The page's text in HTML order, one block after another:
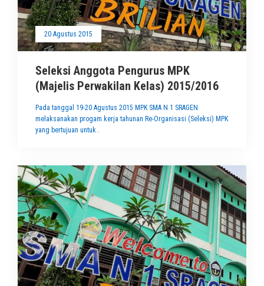
20 Agustus 2015
Seleksi Anggota Pengurus MPK
(Majelis Perwakilan Kelas) 2015/2016
Pada tanggal 19-20 Agustus 2015 MPK SMA N 1 SRAGEN
melaksanakan progam kerja tahunan Re-Organisasi (Seleksi) MPK
yang bertujuan untuk..